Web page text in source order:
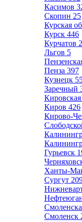
Касимов
Скопин 25
Курская
Курск 446
Курчатов
Льгов 5
Пенза 397
Кузнецк
Заречный
Кировская
Киров 426
Кирово-
Гурьевск
Ханты-
Сургут
Смоленск